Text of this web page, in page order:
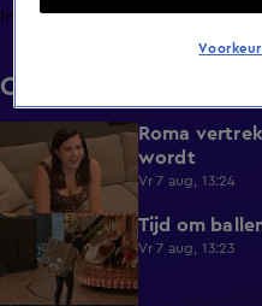
Info
Clips
Roma
wordt
Vr 7 aug, 13:24
Tijd om
Vr 7 aug, 13:23